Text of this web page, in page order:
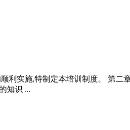
利实施,特制定本培训制度。 第
知识 ...